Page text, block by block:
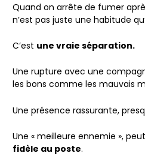
Quand on arrête de fumer
n’est pas juste une habitude
C’est une vraie séparation.
Une rupture avec une
les bons comme les mauvais
Une présence rassurante,
Une « meilleure ennemie »,
fidèle au poste.